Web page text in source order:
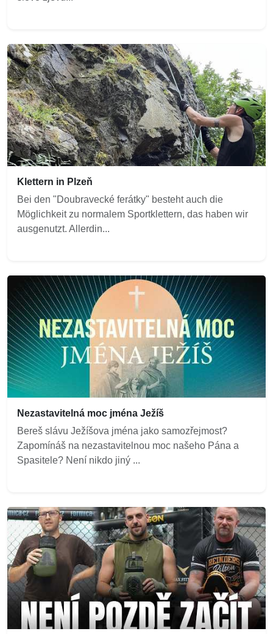
Klettern in Plzeň
Bei den "Doubravecké ferátky" besteht auch die
Möglichkeit zu normalem Sportklettern, das haben wir
ausgenutzt. Allerdin...
Nezastavitelná moc jména Ježíš
Bereš slávu Ježíšova jména jako samozřejmost?
Zapomínáš na nezastavitelnou moc našeho Pána a
Spasitele? Není nikdo jiný ...